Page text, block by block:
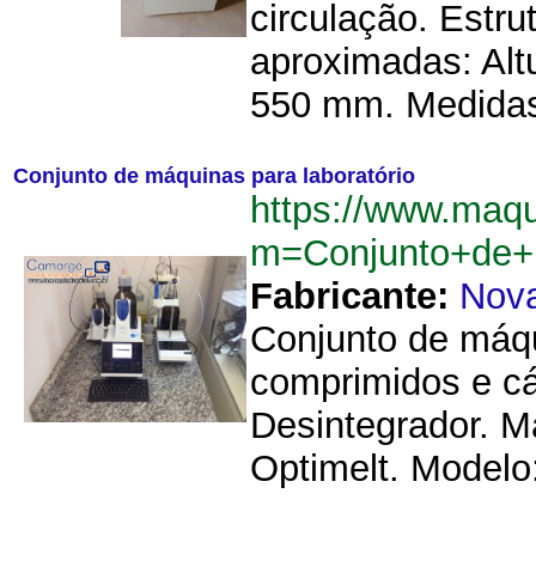
circulação.
aproximadas:
550 mm.
Conjunto de máquinas para laboratório
https://
Fabricante:
Conjunto de
comprimidos e
Desintegrador.
Optimelt.